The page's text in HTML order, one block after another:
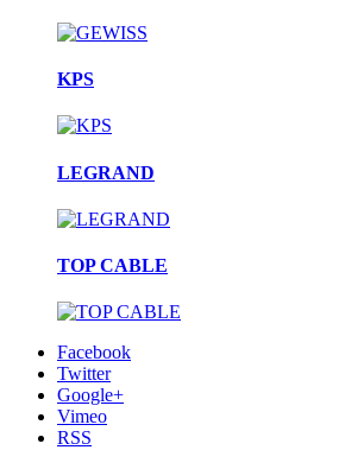
KPS
LEGRAND
TOP CABLE
Facebook
Twitter
Google+
Vimeo
RSS